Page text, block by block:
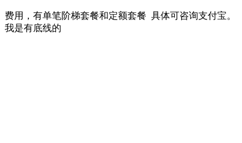
费用，有单笔阶梯套餐和定额套餐 具体可咨询支付宝。
我是有底线的